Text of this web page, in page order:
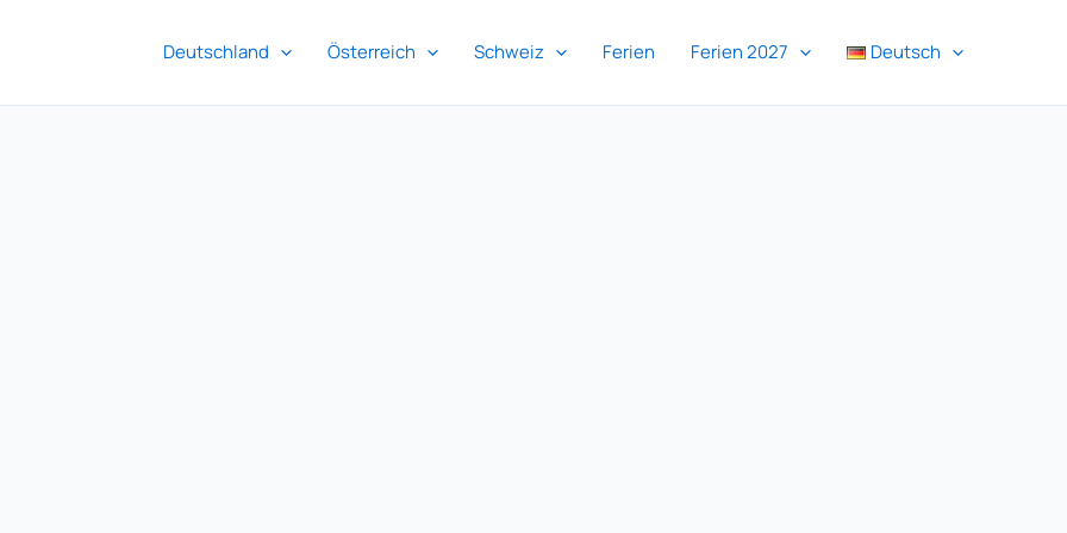
Deutschland Österreich Schweiz Ferien Ferien 2027 Deutsch